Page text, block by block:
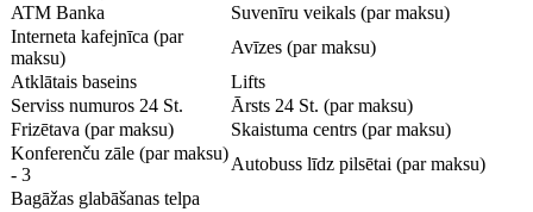
ATM Banka
Suvenīru veikals (par maksu)
Interneta kafejnīca (par
maksu)
Avīzes (par maksu)
Atklātais baseins
Lifts
Serviss numuros 24 St.
Ārsts 24 St. (par maksu)
Frizētava (par maksu)
Skaistuma centrs (par maksu)
Konferenču zāle (par maksu)
- 3
Autobuss līdz pilsētai (par maksu)
Bagāžas glabāšanas telpa